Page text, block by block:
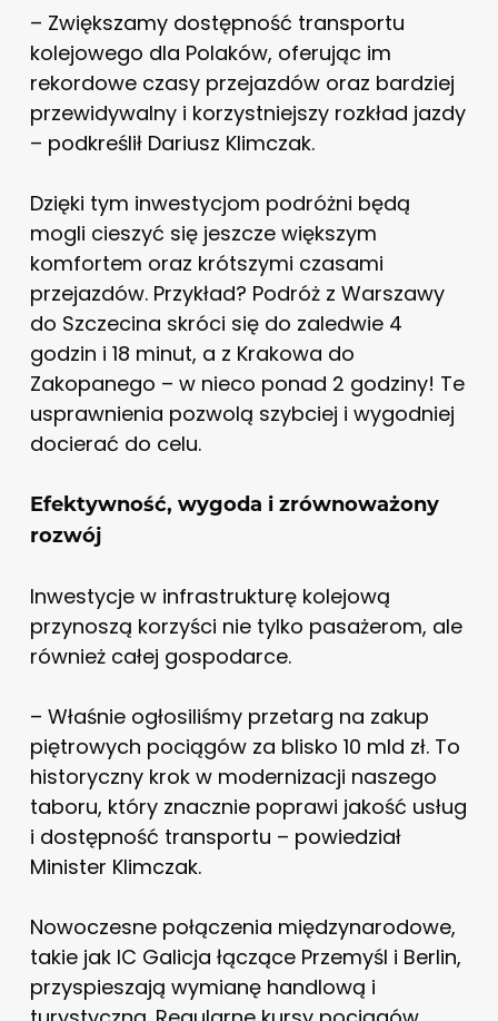
– Zwiększamy dostępność transportu
kolejowego dla Polaków, oferując im
rekordowe czasy przejazdów oraz bardziej
przewidywalny i korzystniejszy rozkład jazdy
– podkreślił Dariusz Klimczak.
Dzięki tym inwestycjom podróżni będą
mogli cieszyć się jeszcze większym
komfortem oraz krótszymi czasami
przejazdów. Przykład? Podróż z Warszawy
do Szczecina skróci się do zaledwie 4
godzin i 18 minut, a z Krakowa do
Zakopanego – w nieco ponad 2 godziny! Te
usprawnienia pozwolą szybciej i wygodniej
docierać do celu.
Efektywność, wygoda i zrównoważony
rozwój
Inwestycje w infrastrukturę kolejową
przynoszą korzyści nie tylko pasażerom, ale
również całej gospodarce.
– Właśnie ogłosiliśmy przetarg na zakup
piętrowych pociągów za blisko 10 mld zł. To
historyczny krok w modernizacji naszego
taboru, który znacznie poprawi jakość usług
i dostępność transportu – powiedział
Minister Klimczak.
Nowoczesne połączenia międzynarodowe,
takie jak IC Galicja łączące Przemyśl i Berlin,
przyspieszają wymianę handlową i